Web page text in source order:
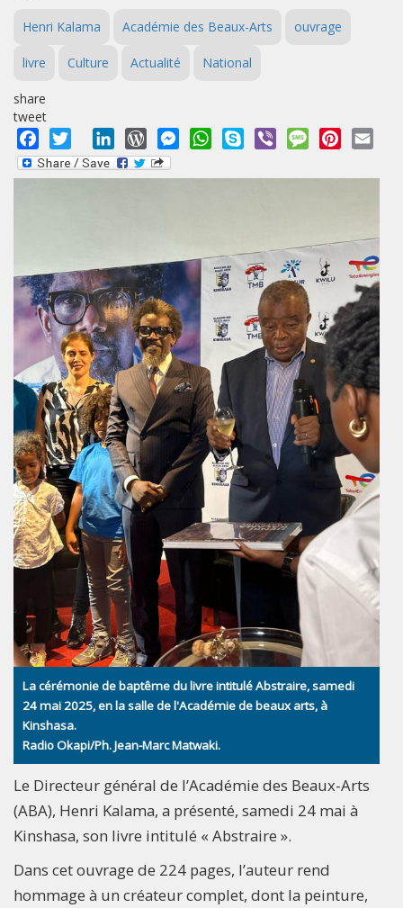
Henri Kalama Académie des Beaux-Arts ouvrage
livre Culture Actualité National
share
tweet
Facebook
Twitter LinkedInWordPressMessengerWhatsApp
Skype Viber MessagePinterest
La cérémonie de baptême du livre intitulé Abstraire, samedi
24 mai 2025, en la salle de l'Académie de beaux arts, à
Kinshasa.
Radio Okapi/Ph. Jean-Marc Matwaki.
Le Directeur général de l’Académie des Beaux-Arts
(ABA), Henri Kalama, a présenté, samedi 24 mai à
Kinshasa, son livre intitulé « Abstraire ».
Dans cet ouvrage de 224 pages, l’auteur rend
hommage à un créateur complet, dont la peinture,